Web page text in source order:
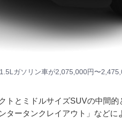
ガソリン車が2,075,000円〜
トとミドルサイズSUVの中間
タータンクレイアウト」など